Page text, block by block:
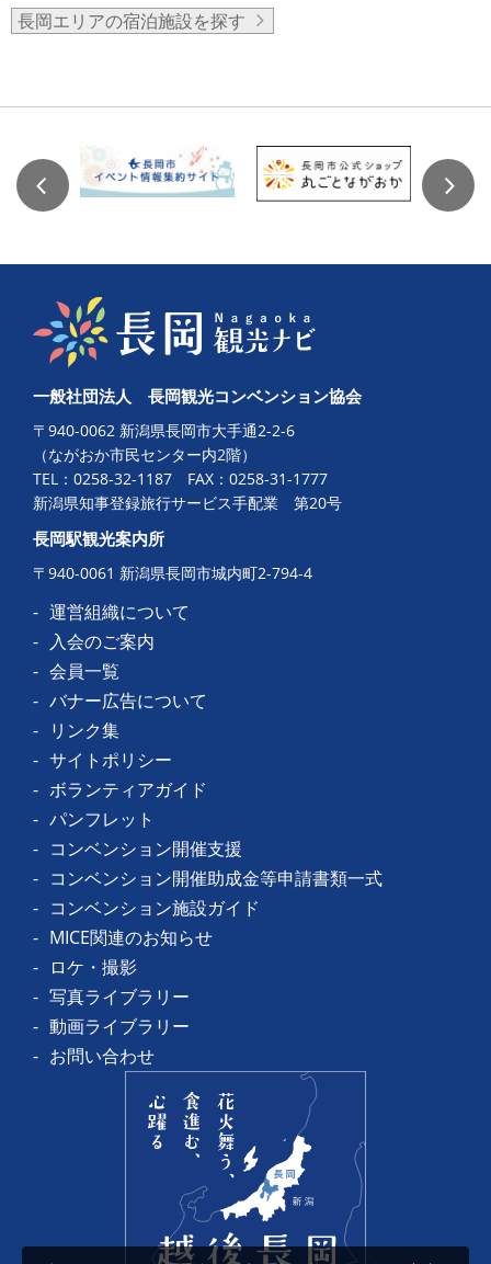
長岡エリアの宿泊施設を探す
一般社団法人 長岡観光コンベンション協会
〒940-0062 新潟県長岡市大手通2-2-6
（ながおか市民センター内2階）
TEL： 0258-32-1187 FAX：0258-31-1777
新潟県知事登録旅行サービス手配業 第20号
長岡駅観光案内所
〒940-0061 新潟県長岡市城内町2-794-4
運営組織について
入会のご案内
会員一覧
バナー広告について
リンク集
サイトポリシー
ボランティアガイド
パンフレット
コンベンション開催支援
コンベンション開催助成金等申請書類一式
コンベンション施設ガイド
MICE関連のお知らせ
ロケ・撮影
写真ライブラリー
動画ライブラリー
お問い合わせ